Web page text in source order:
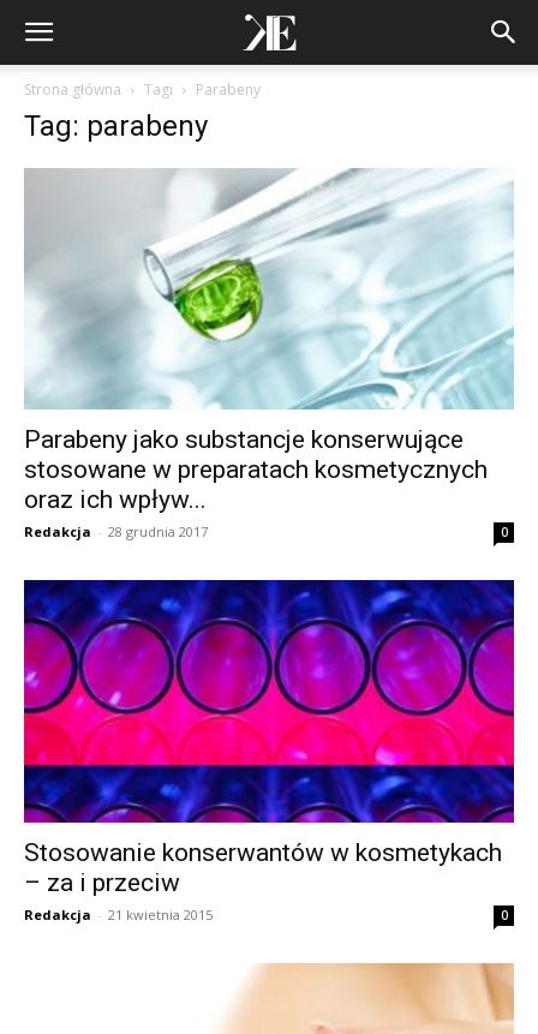
Strona główna Tagi Parabeny
Tag: parabeny
Parabeny jako substancje konserwujące
stosowane w preparatach kosmetycznych
oraz ich wpływ...
Redakcja - 28 grudnia 2017 0
Stosowanie konserwantów w kosmetykach
– za i przeciw
Redakcja - 21 kwietnia 2015 0